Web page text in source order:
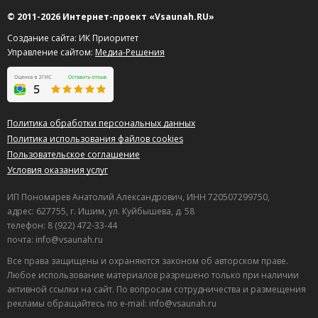
30.06.2026 в 19:38
Прекрасное место!! Довольно таки большая территория
всего зала. Прекрасно как и для маленькой, так и для
большой компании. Рекомендую к посещению.
уровне)
9
Иван
о Сауна Роскошный (De Luxe)
25.06.2026 в 00:03
Долго искали место с нормальной финской парной,
чтобы отдохнуть с мужиками, и наконец нашли
достойный вариант. Внутри очень чисто, что для нас
было главным условием. Еще поиграли в бильярд,
отлично развлеклись. В общем, для компании
нормально.
9
© 2011-2026 Интернет-проект «Vsaunah.RU»
Создание сайта: ИК Приоритет
Управление сайтом: Медиа-Решения
Политика обработки персональных данных
Политика использования файлов cookies
Пользовательское соглашение
Условия оказания услуг
ИП Пономарев Анатолий Александрович, ИНН 720507299750,
адрес: 627755, г. Ишим, ул. Куйбышева, д. 58
телефон: 8 (922) 472-33-44
почта: info@vsaunah.ru
Все права защищены и охраняются законом об авторском праве.
Любое использование материалов разрешено только при наличии
активной ссылки на сайт. По вопросам сотрудничества и размещения
рекламы обращайтесь по e-mail: info@vsaunah.ru